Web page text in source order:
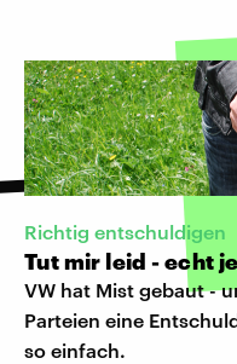
Richtig entschuldigen
Tut mir leid - echt
VW hat Mist gebaut -
Parteien eine
so einfach.